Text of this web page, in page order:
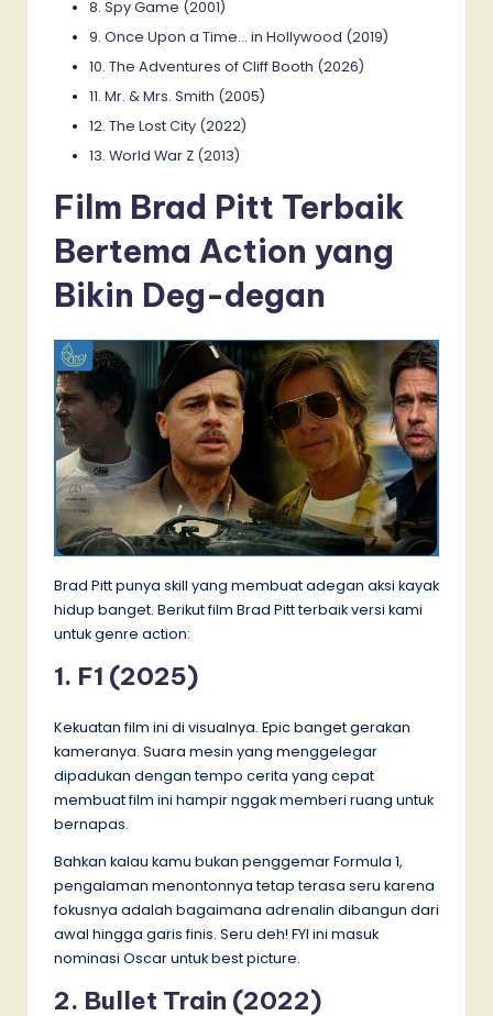
8. Spy Game (2001)
9. Once Upon a Time… in Hollywood (2019)
10. The Adventures of Cliff Booth (2026)
11. Mr. & Mrs. Smith (2005)
12. The Lost City (2022)
13. World War Z (2013)
Film Brad Pitt Terbaik
Bertema Action yang
Bikin Deg-degan
Brad Pitt punya skill yang membuat adegan aksi kayak
hidup banget. Berikut film Brad Pitt terbaik versi kami
untuk genre action:
1. F1 (2025)
Kekuatan film ini di visualnya. Epic banget gerakan
kameranya. Suara mesin yang menggelegar
dipadukan dengan tempo cerita yang cepat
membuat film ini hampir nggak memberi ruang untuk
bernapas.
Bahkan kalau kamu bukan penggemar Formula 1,
pengalaman menontonnya tetap terasa seru karena
fokusnya adalah bagaimana adrenalin dibangun dari
awal hingga garis finis. Seru deh! FYI ini masuk
nominasi Oscar untuk best picture.
2. Bullet Train (2022)